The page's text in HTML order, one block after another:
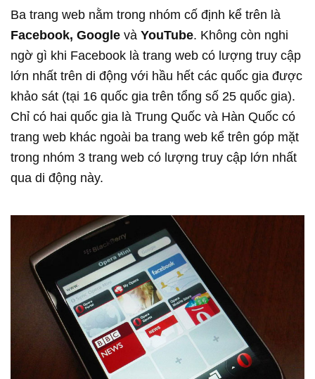
Ba trang web nằm trong nhóm cố định kể trên là
Facebook, Google và YouTube. Không còn nghi
ngờ gì khi Facebook là trang web có lượng truy cập
lớn nhất trên di động với hầu hết các quốc gia được
khảo sát (tại 16 quốc gia trên tổng số 25 quốc gia).
Chỉ có hai quốc gia là Trung Quốc và Hàn Quốc có
trang web khác ngoài ba trang web kể trên góp mặt
trong nhóm 3 trang web có lượng truy cập lớn nhất
qua di động này.